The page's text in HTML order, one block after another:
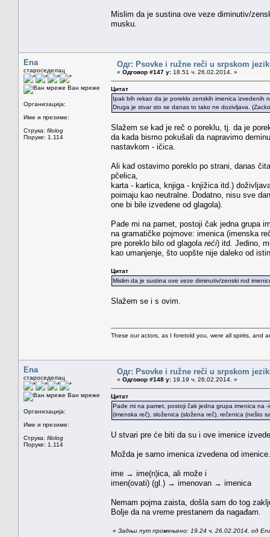
Mislim da je sustina ove veze diminutiv/
musku.
Ena
староседелац
Ван мреже
Организација:
Име и презиме:
Струка: filolog
Поруке: 1.114
Одг: Psovke i ružne reči u srpskom
« Одговор #147 у: 18.51 ч. 26.02.2014. »
Цитат
Ipak bih rekao da je poreklo zenskih imenica izvedenih
Druga je stvar sto se danas to tako ne dozivljava.
Slažem se kad je reč o poreklu, tj. da je
da kada bismo pokušali da napravimo
nastavkom - ičica.
Ali kad ostavimo poreklo po strani, danas
pčelica,
karta - kartica, knjiga - knjižica itd.)
poimaju kao neutralne. Dodatno, nisu sve
one bi bile izvedene od glagola).
Pade mi na pamet, postoji čak jedna grupa
na gramatičke pojmove: imenica (imenska
pre poreklo bilo od glagola reći) itd. Jedino,
kao umanjenje, što uopšte nije daleko od
Цитат
Mislim da je sustina ove veze diminutiv/zenski rod
Slažem se i s ovim.
These our actors, as I foretold you, were all spirits, and
Ena
староседелац
Ван мреже
Организација:
Име и презиме:
Струка: filolog
Поруке: 1.114
Одг: Psovke i ružne reči u srpskom
« Одговор #148 у: 19.19 ч. 26.02.2014. »
Цитат
Pade mi na pamet, postoji čak jedna grupa imenica na
(imenska reč), složenica (složena reč), rečenica (nešto
U stvari pre će biti da su i ove imenice
Možda je samo imenica izvedena od
ime → ime(n)ica, ali može i
imen(ovati) (gl.) → imenovan → imenica
Nemam pojma zaista, došla sam do tog
Bolje da na vreme prestanem da nagađam.
« Задњи пут промењено: 19.24 ч. 26.02.2014. од